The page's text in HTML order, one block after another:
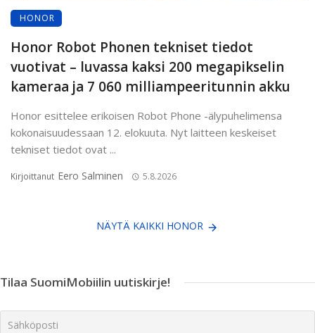
HONOR
Honor Robot Phonen tekniset tiedot
vuotivat – luvassa kaksi 200 megapikselin
kameraa ja 7 060 milliampeeritunnin akku
Honor esittelee erikoisen Robot Phone -älypuhelimensa
kokonaisuudessaan 12. elokuuta. Nyt laitteen keskeiset
tekniset tiedot ovat ...
Kirjoittanut Eero Salminen 5.8.2026
NÄYTÄ KAIKKI HONOR
Tilaa SuomiMobiilin uutiskirje!